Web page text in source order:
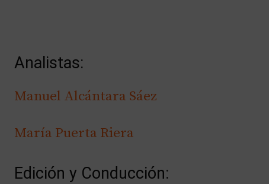
Analistas:
Manuel Alcántara Sáez
María Puerta Riera
Edición y Conducción: